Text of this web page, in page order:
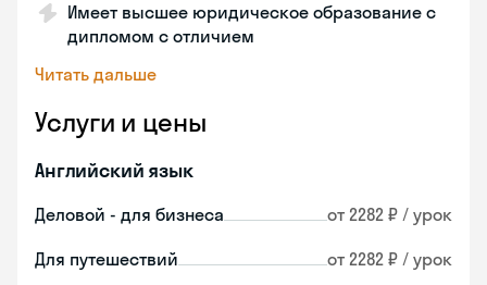
Имеет высшее юридическое образование с
дипломом с отличием
Читать дальше
Услуги и цены
Английский язык
Деловой - для бизнеса от 2282 ₽ / урок
Для путешествий от 2282 ₽ / урок